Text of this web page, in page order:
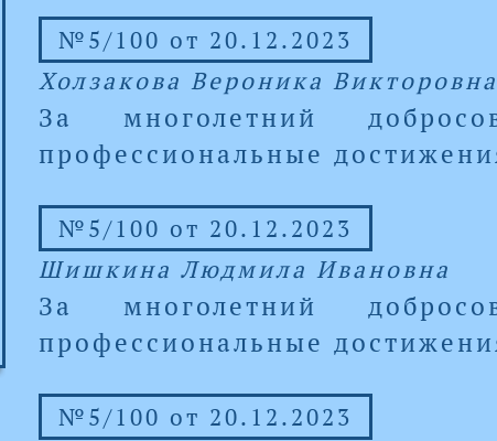
№5/100 от 20.12.2023
Холзакова Вероника Викторовна
За многолетний
профессиональные
№5/100 от 20.12.2023
Шишкина Людмила Ивановна
За многолетний
профессиональные
№5/100 от 20.12.2023